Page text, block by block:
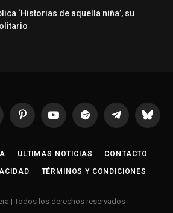
‘Historias de aquella niña’, su
PinterestYouTubeSpotify Telegrama
ÚLTIMAS NOTICIAS CONTACTO
TÉRMINOS Y CONDICIONES
| Todos los derechos reservados